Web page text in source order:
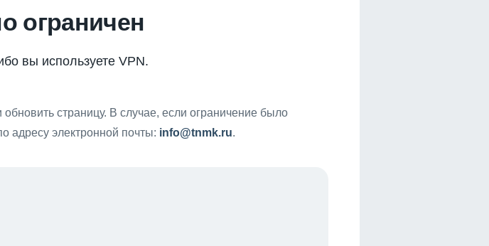
ограничен
вы используете VPN.
страницу. В случае, если ограничение было
адресу электронной почты: info@tnmk.ru.